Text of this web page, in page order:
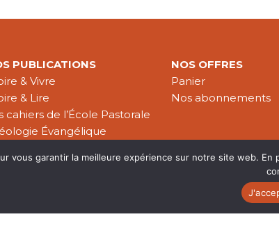
PUBLICATIONS
& Vivre
& Lire
cahiers de l’École Pastorale
Évangélique
NOS OFFRES
Panier
Nos abonnements
Mentions légales & données
CGV
vous garantir la meilleure expérience sur notre site web.